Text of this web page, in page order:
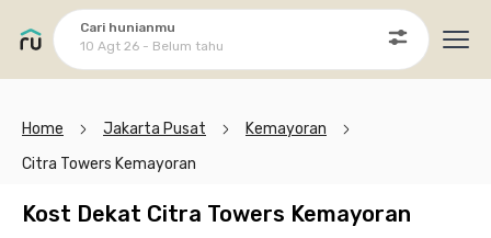
Cari hunianmu
10 Agt 26 - Belum tahu
Home Jakarta Pusat
Kemayoran
Citra Towers Kemayoran
Kost Dekat Citra Towers Kemayoran